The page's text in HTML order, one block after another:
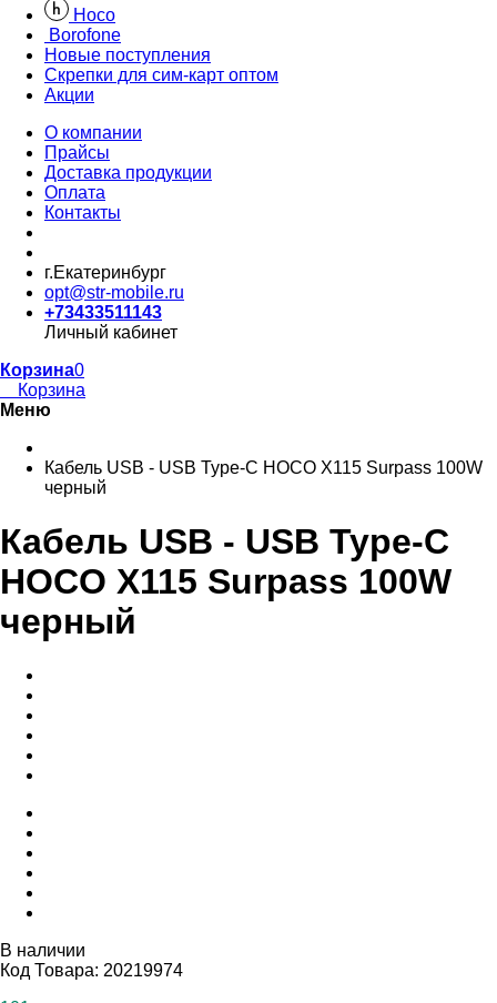
Hoco
Borofone
Новые поступления
Скрепки для сим-карт оптом
Акции
О компании
Прайсы
Доставка продукции
Оплата
Контакты
г.Екатеринбург
opt@str-mobile.ru
+73433511143
Личный кабинет
Корзина0
Корзина
Меню
Кабель USB - USB Type-C HOCO X115 Surpass 100W
черный
Кабель USB - USB Type-C
HOCO X115 Surpass 100W
черный
В наличии
Код Товара: 20219974